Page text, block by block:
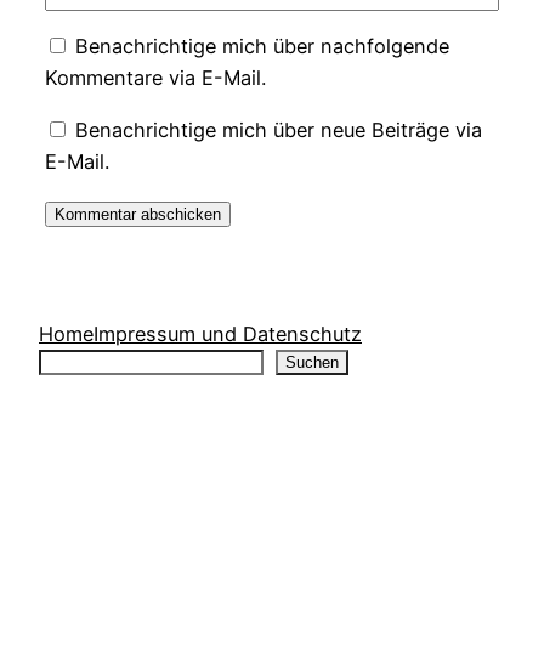
Benachrichtige mich über nachfolgende
Kommentare via E-Mail.
Benachrichtige mich über neue Beiträge via
E-Mail.
HomeImpressum und Datenschutz
Suchen
Suchen